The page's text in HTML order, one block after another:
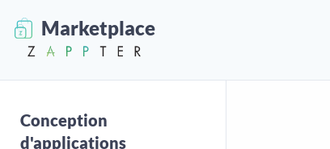
Marketplace
Conception
d'applications